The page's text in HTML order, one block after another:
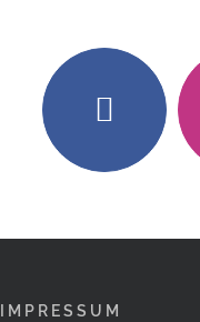
IMPRESSUM